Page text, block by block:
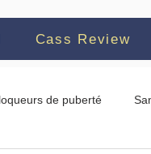
Cass Review
de puberté